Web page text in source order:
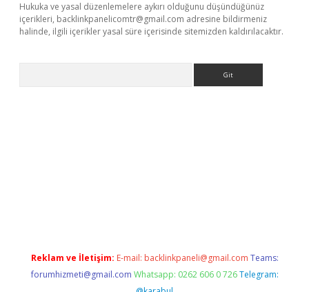
Hukuka ve yasal düzenlemelere aykırı olduğunu düşündüğünüz
içerikleri, backlinkpanelicomtr@gmail.com adresine bildirmeniz
halinde, ilgili içerikler yasal süre içerisinde sitemizden kaldırılacaktır.
Reklam ve İletişim: E-mail: backlinkpaneli@gmail.com Teams:
forumhizmeti@gmail.com Whatsapp: 0262 606 0 726 Telegram: